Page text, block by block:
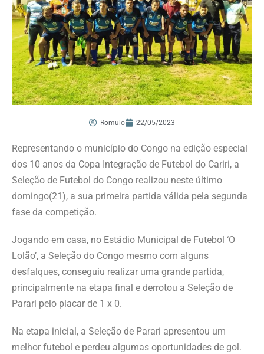
Romulo 22/05/2023
Representando o município do Congo na edição especial
dos 10 anos da Copa Integração de Futebol do Cariri, a
Seleção de Futebol do Congo realizou neste último
domingo(21), a sua primeira partida válida pela segunda
fase da competição.
Jogando em casa, no Estádio Municipal de Futebol ‘O
Lolão’, a Seleção do Congo mesmo com alguns
desfalques, conseguiu realizar uma grande partida,
principalmente na etapa final e derrotou a Seleção de
Parari pelo placar de 1 x 0.
Na etapa inicial, a Seleção de Parari apresentou um
melhor futebol e perdeu algumas oportunidades de gol.